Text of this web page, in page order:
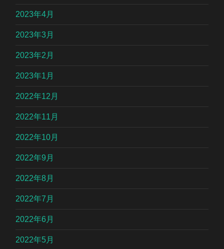
2023年4月
2023年3月
2023年2月
2023年1月
2022年12月
2022年11月
2022年10月
2022年9月
2022年8月
2022年7月
2022年6月
2022年5月